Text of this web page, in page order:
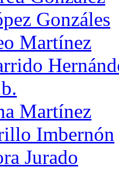
Gonzáles
Martínez
Martínez
Imbernón
Jurado